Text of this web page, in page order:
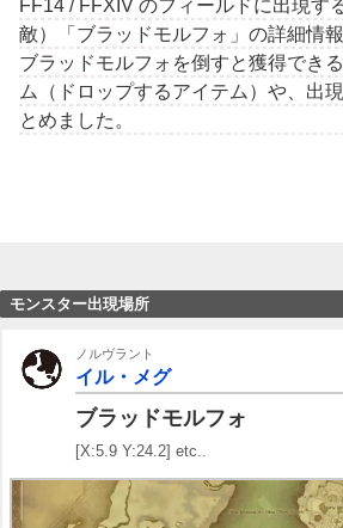
FF14 / FFXIV のフィールドに出現す
敵）「ブラッドモルフォ」の詳細情
ブラッドモルフォを倒すと獲得でき
ム（ドロップするアイテム）や、出
とめました。
モンスター出現場所
ノルヴラント
イル・メグ
ブラッドモルフォ
[X:5.9 Y:24.2] etc..